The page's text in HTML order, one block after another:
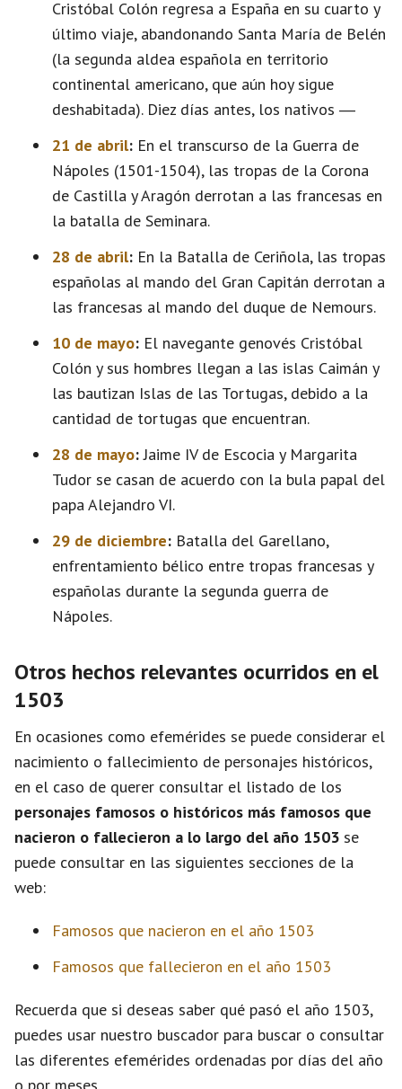
Cristóbal Colón regresa a España en su cuarto y
último viaje, abandonando Santa María de Belén
(la segunda aldea española en territorio
continental americano, que aún hoy sigue
deshabitada). Diez días antes, los nativos ―
21 de abril: En el transcurso de la Guerra de
Nápoles (1501-1504), las tropas de la Corona
de Castilla y Aragón derrotan a las francesas en
la batalla de Seminara.
28 de abril: En la Batalla de Ceriñola, las tropas
españolas al mando del Gran Capitán derrotan a
las francesas al mando del duque de Nemours.
10 de mayo: El navegante genovés Cristóbal
Colón y sus hombres llegan a las islas Caimán y
las bautizan Islas de las Tortugas, debido a la
cantidad de tortugas que encuentran.
28 de mayo:Jaime IV de Escocia y Margarita
Tudor se casan de acuerdo con la bula papal del
papa Alejandro VI.
29 de diciembre: Batalla del Garellano,
enfrentamiento bélico entre tropas francesas y
españolas durante la segunda guerra de
Nápoles.
Otros hechos relevantes ocurridos en el
1503
En ocasiones como efemérides se puede considerar el
nacimiento o fallecimiento de personajes históricos,
en el caso de querer consultar el listado de los
personajes famosos o históricos más famosos que
nacieron o fallecieron a lo largo del año 1503 se
puede consultar en las siguientes secciones de la
web:
Famosos que nacieron en el año 1503
Famosos que fallecieron en el año 1503
Recuerda que si deseas saber qué pasó el año 1503,
puedes usar nuestro buscador para buscar o consultar
las diferentes efemérides ordenadas por días del año